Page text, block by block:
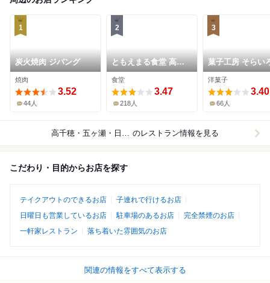
1
炭火焼肉 ジパング
焼肉
3.52
44人
2
ともえまる食堂 高千
穂
食堂
3.47
218人
3
菓子工房 そらい
洋菓子
3.40
66人
高千穂・五ヶ瀬・日之影 のレストラン情報を見る
こだわり・目的からお店を探す
テイクアウトのできるお店
子連れで行けるお店
日曜日も営業しているお店
駐車場のあるお店
完全禁煙のお店
一軒家レストラン
落ち着いた雰囲気のお店
関連の情報をすべて表示する